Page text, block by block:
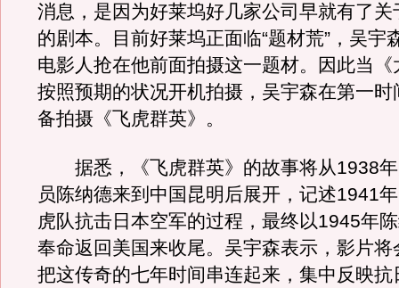
消息，是因为好莱坞好几家公司早就有了关
的剧本。目前好莱坞正面临“题材荒”，吴宇
电影人抢在他前面拍摄这一题材。因此当《
按照预期的状况开机拍摄，吴宇森在第一时
备拍摄《飞虎群英》。
据悉，《飞虎群英》的故事将从1938年
员陈纳德来到中国昆明后展开，记述1941
虎队抗击日本空军的过程，最终以1945年
奉命返回美国来收尾。吴宇森表示，影片将
把这传奇的七年时间串连起来，集中反映抗